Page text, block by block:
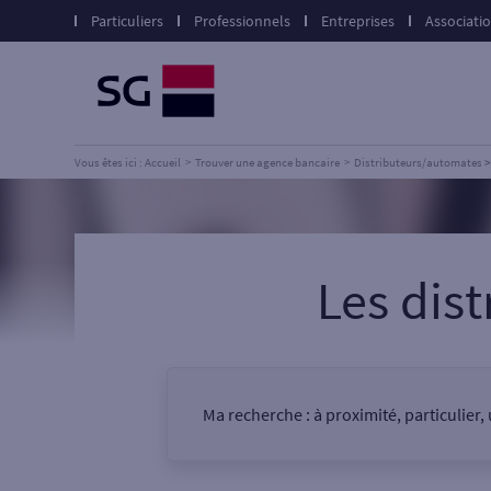
Particuliers Professionnels Entreprises
Vous êtes ici : Accueil Trouver une agence bancaire Distributeurs/automates
Les
Ma recherche : à proximité,